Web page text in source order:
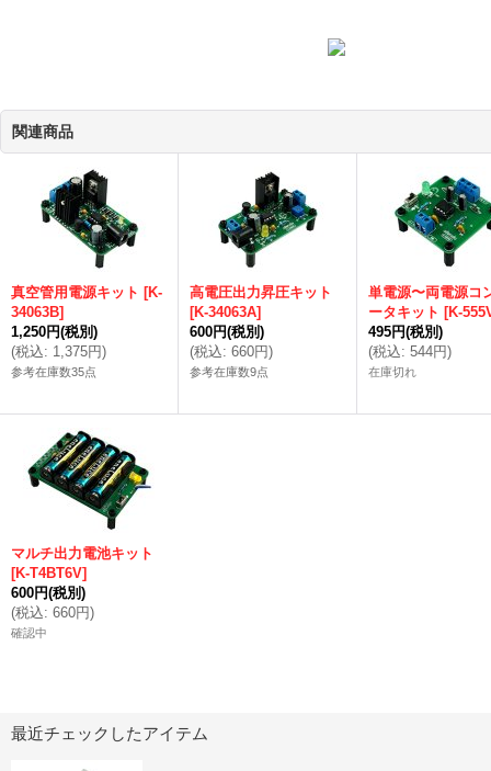
関連商品
真空管用電源キット [K-
34063B]
1,250円(税別)
(税込: 1,375円)
参考在庫数35点
高電圧出力昇圧キット
[K-34063A]
600円(税別)
(税込: 660円)
参考在庫数9点
単電源〜両電源コ
ータキット [K-
495円(税別)
(税込: 544円)
在庫切れ
マルチ出力電池キット
[K-T4BT6V]
600円(税別)
(税込: 660円)
確認中
最近チェックしたアイテム